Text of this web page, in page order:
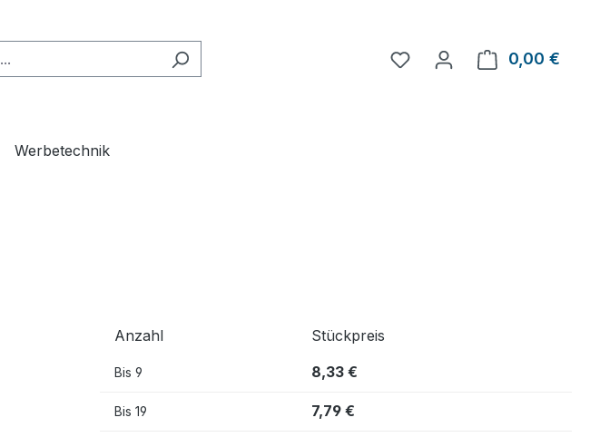
0,00 €
Werbetechnik
Anzahl Stückpreis
Bis 9 8,33 €
Bis 19 7,79 €